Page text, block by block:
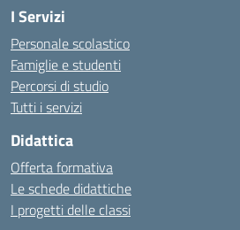
I Servizi
Personale scolastico
Famiglie e studenti
Percorsi di studio
Tutti i servizi
Didattica
Offerta formativa
Le schede didattiche
I progetti delle classi